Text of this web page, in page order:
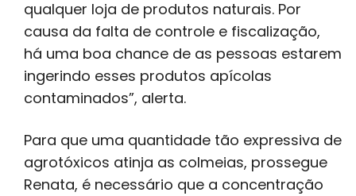
qualquer loja de produtos naturais. Por
causa da falta de controle e fiscalização,
há uma boa chance de as pessoas estarem
ingerindo esses produtos apícolas
contaminados”, alerta.
Para que uma quantidade tão expressiva de
agrotóxicos atinja as colmeias, prossegue
Renata, é necessário que a concentração